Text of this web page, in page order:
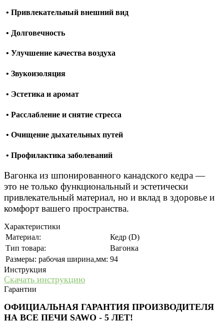
• Привлекательный внешний вид
• Долговечность
• Улучшение качества воздуха
• Звукоизоляция
• Эстетика и аромат
• Расслабление и снятие стресса
• Очищение дыхательных путей
• Профилактика заболеваний
Вагонка из шпонированного канадского кедра —
это не только функциональный и эстетически
привлекательный материал, но и вклад в здоровье и
комфорт вашего пространства.
Характеристики
Материал:
Кедр (D)
Тип товара:
Вагонка
Размеры: рабочая ширина,мм: 94
Инструкция
Скачать инструкцию
Гарантии
ОФИЦИАЛЬНАЯ ГАРАНТИЯ ПРОИЗВОДИТЕЛЯ
НА ВСЕ ПЕЧИ SAWO - 5 ЛЕТ!